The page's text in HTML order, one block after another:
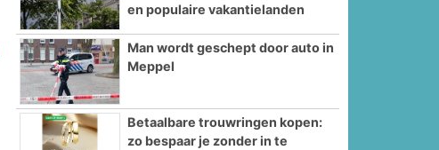
en populaire vakantielanden
Man wordt geschept door auto in
Meppel
Betaalbare trouwringen kopen:
zo bespaar je zonder in te